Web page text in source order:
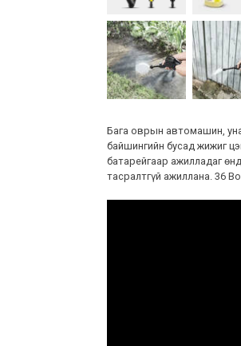
Бага оврын автомашин,
байшингийн бусад жижиг
батарейгаар ажилладаг
тасралтгүй ажиллана. 36